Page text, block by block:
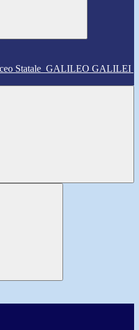
Statale GALILEO GALILEI